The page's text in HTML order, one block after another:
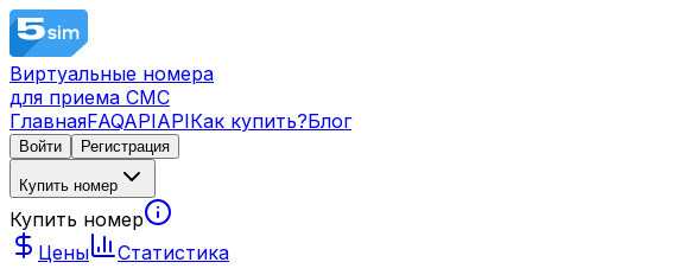
Виртуальные номера
для приема СМС
ГлавнаяFAQAPIAPIКак купить?Блог
Войти Регистрация
Купить номер
Купить номер
Цены
Статистика